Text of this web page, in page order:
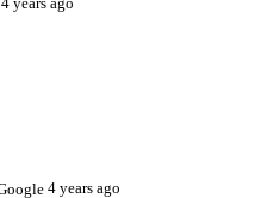
4 years ago